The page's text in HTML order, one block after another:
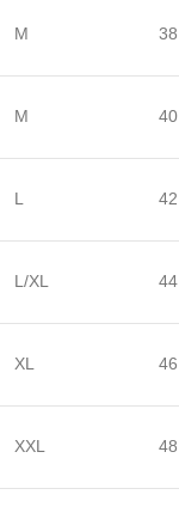
M 38
M 40
L 42
L/XL 44
XL 46
XXL 48